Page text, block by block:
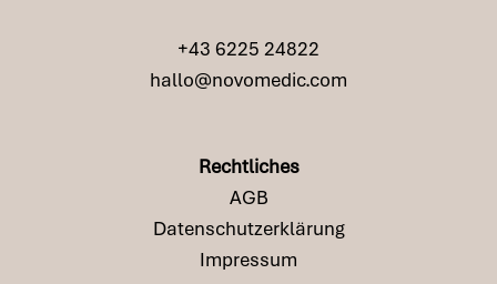
+43 6225 24822
hallo@novomedic.com
Rechtliches
AGB
Datenschutzerklärung
Impressum